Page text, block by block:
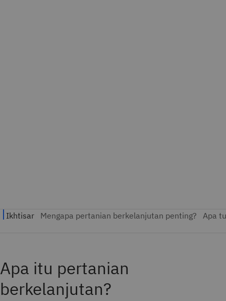
Apa itu pertanian
berkelanjutan?